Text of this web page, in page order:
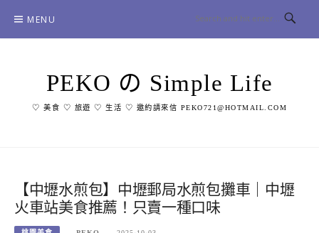
content
MENU
PEKO の Simple Life
♡ 美食 ♡ 旅遊 ♡ 生活 ♡ 邀約請來信 PEKO721@HOTMAIL.COM
【中壢水煎包】中壢郵局水煎包攤車｜中壢
火車站美食推薦！只賣一種口味